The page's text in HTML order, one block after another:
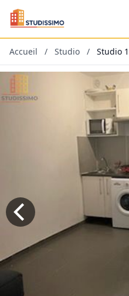
Accueil / Studio / Studio